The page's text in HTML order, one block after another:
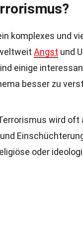
komplexes und
Angst und
einige
besser zu
wird oft
oder